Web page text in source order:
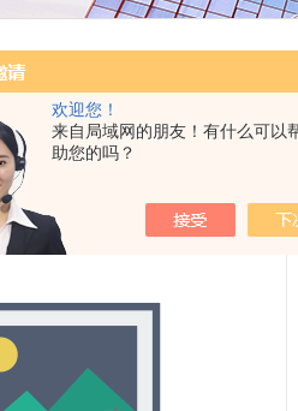
欢迎您！
来自局域网的朋友！有什么可以
助您的吗？
您现在的位置：首页